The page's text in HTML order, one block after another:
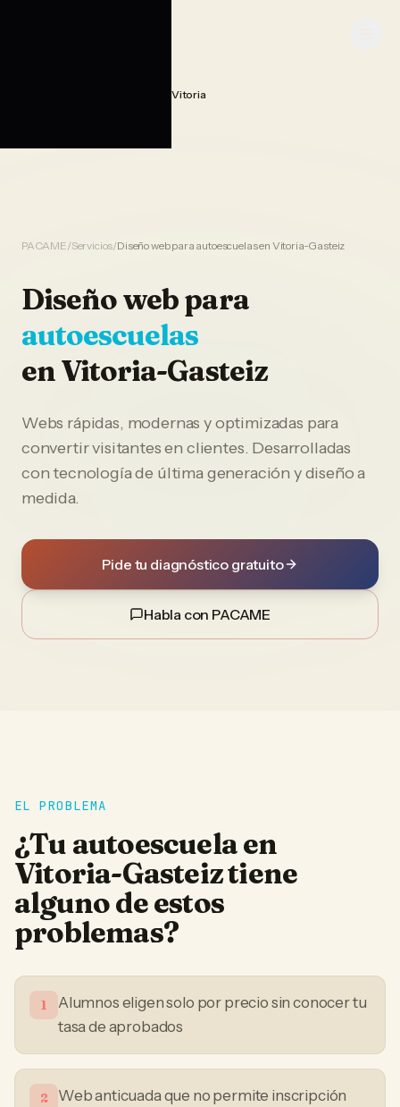
Diseno Web Autoescuelas Vitoria
PACAME/Servicios/Diseño web para autoescuelas en Vitoria-Gasteiz
Diseño webpara
autoescuelas
enVitoria-Gasteiz
Webs rápidas, modernas y optimizadas para
convertir visitantes en clientes. Desarrolladas
con tecnología de última generación y diseño a
medida.
Pide tu diagnóstico gratuito
Habla con PACAME
EL PROBLEMA
¿Tu autoescuelaen
Vitoria-Gasteiztiene
alguno de estos
problemas?
1
Alumnos eligen solo por precio sin conocer tu
tasa de aprobados
2
Web anticuada que no permite inscripción